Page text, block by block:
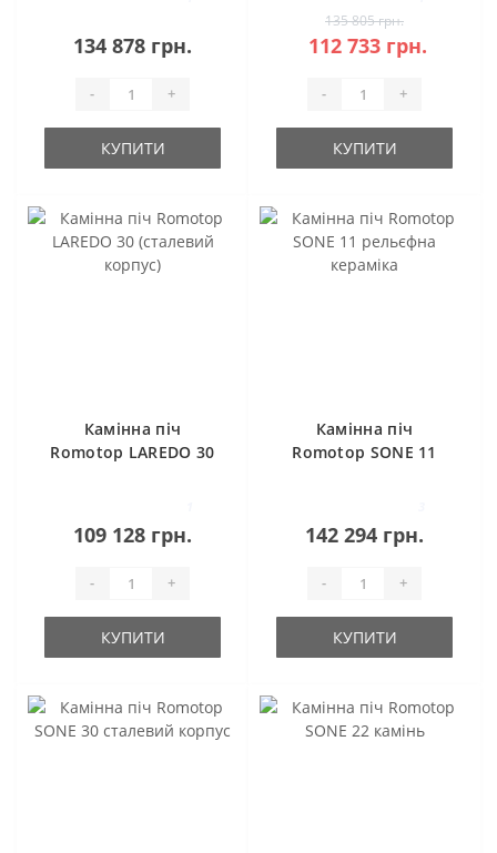
134 878 грн.
- +
КУПИТИ
камінь зверху і з
боків)
135 805 грн.
112 733 грн.
- +
КУПИТИ
Камінна піч
Romotop LAREDO 30
109 128 грн.
- +
КУПИТИ
Камінна піч
Romotop SONE 11
142 294 грн.
- +
КУПИТИ